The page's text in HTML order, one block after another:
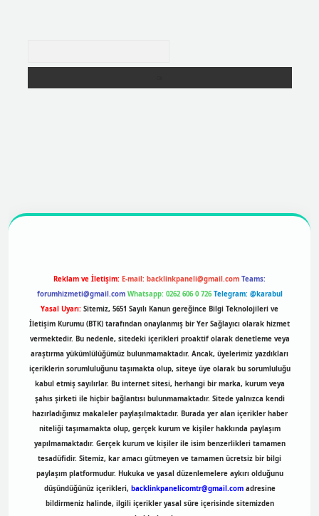
Reklam ve İletişim: E-mail: backlinkpaneli@gmail.com Teams:
forumhizmeti@gmail.com Whatsapp: 0262 606 0 726 Telegram: @karabul
Yasal Uyarı: Sitemiz, 5651 Sayılı Kanun gereğince Bilgi Teknolojileri ve
İletişim Kurumu (BTK) tarafından onaylanmış bir Yer Sağlayıcı olarak hizmet
vermektedir. Bu nedenle, sitedeki içerikleri proaktif olarak denetleme veya
araştırma yükümlülüğümüz bulunmamaktadır. Ancak, üyelerimiz yazdıkları
içeriklerin sorumluluğunu taşımakta olup, siteye üye olarak bu sorumluluğu
kabul etmiş sayılırlar. Bu internet sitesi, herhangi bir marka, kurum veya
şahıs şirketi ile hiçbir bağlantısı bulunmamaktadır. Sitede yalnızca kendi
hazırladığımız makaleler paylaşılmaktadır. Burada yer alan içerikler haber
niteliği taşımamakta olup, gerçek kurum ve kişiler hakkında paylaşım
yapılmamaktadır. Gerçek kurum ve kişiler ile isim benzerlikleri tamamen
tesadüfidir. Sitemiz, kar amacı gütmeyen ve tamamen ücretsiz bir bilgi
paylaşım platformudur. Hukuka ve yasal düzenlemelere aykırı olduğunu
düşündüğünüz içerikleri, backlinkpanelicomtr@gmail.comadresine
bildirmeniz halinde, ilgili içerikler yasal süre içerisinde sitemizden